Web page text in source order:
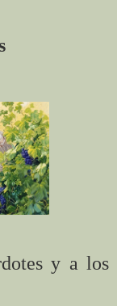
y a los